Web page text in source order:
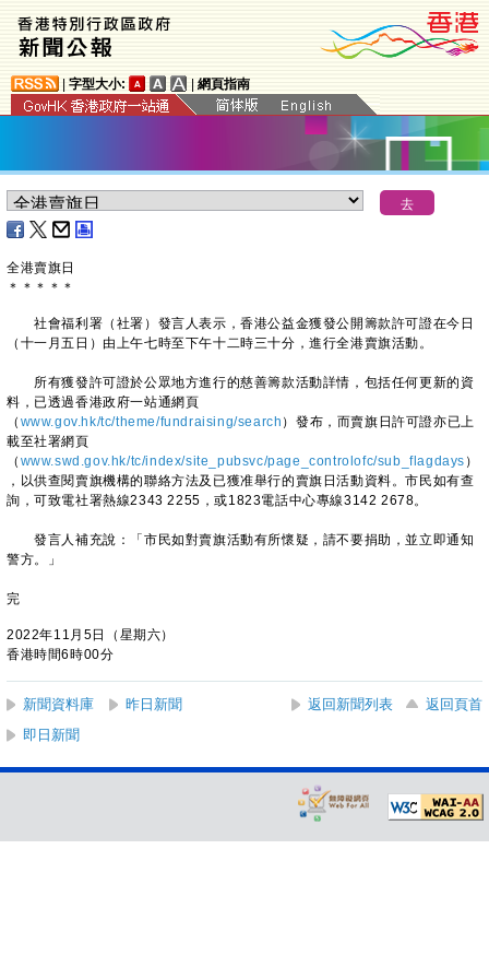
字型大小: 網頁指南
全港賣旗日
＊ ＊ ＊ ＊ ＊
社會福利署（社署）發言人表示，香港公益金獲發公開籌款許可證在今日
（十一月五日）由上午七時至下午十二時三十分，進行全港賣旗活動。
所有獲發許可證於公眾地方進行的慈善籌款活動詳情，包括任何更新的資
料，已透過香港政府一站通網頁
（ www.gov.hk/tc/theme/fundraising/search ）發布，而賣旗日許可證亦已上
載至社署網頁
（ www.swd.gov.hk/tc/index/site_pubsvc/page_controlofc/sub_flagdays ）
，以供查閱賣旗機構的聯絡方法及已獲准舉行的賣旗日活動資料。市民如有查
詢，可致電社署熱線2343 2255，或1823電話中心專線3142 2678。
發言人補充說：「市民如對賣旗活動有所懷疑，請不要捐助，並立即通知
警方。」
完
2022年11月5日（星期六）
香港時間6時00分
新聞資料庫 昨日新聞 返回新聞列表
返回頁首
即日新聞